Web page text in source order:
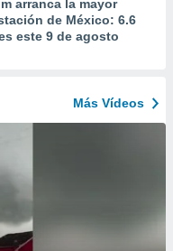
arranca la mayor
de México: 6.6
este 9 de agosto
Más Vídeos